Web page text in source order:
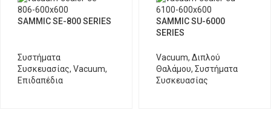
SAMMIC SE-800 SERIES
Συστήματα
Συσκευασίας, Vacuum,
Επιδαπέδια
SAMMIC SU-6000
SERIES
Vacuum, Διπλού
Θαλάμου, Συστήματα
Συσκευασίας